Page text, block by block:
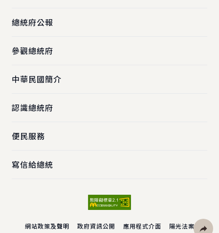
總統府公報
參觀總統府
中華民國簡介
認識總統府
便民服務
寫信給總統
網站政策及聲明 政府資訊公開 應用程式介面
陽光法案